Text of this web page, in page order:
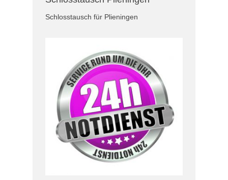
Schlosstausch für Plieningen